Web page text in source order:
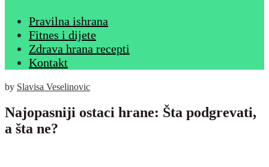
Pravilna ishrana
Fitnes i dijete
Zdrava hrana recepti
Kontakt
by Slavisa Veselinovic
Najopasniji ostaci hrane: Šta podgrevati,
a šta ne?